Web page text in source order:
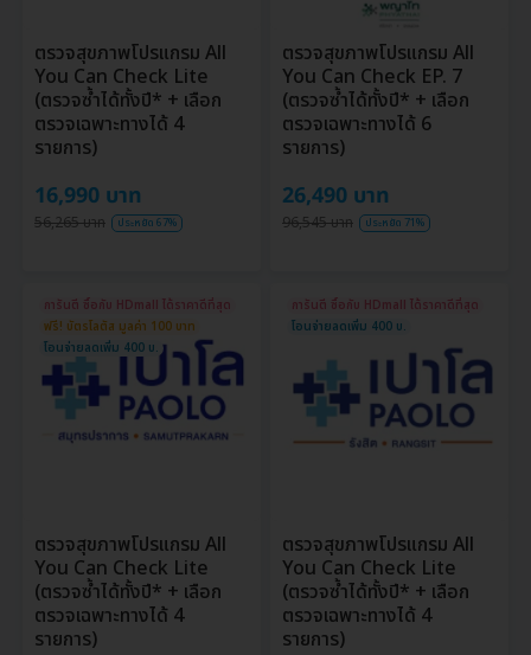
ตรวจสุขภาพโปรแกรม All
You Can Check Lite
(ตรวจซ้ำได้ทั้งปี* + เลือก
ตรวจเฉพาะทางได้ 4
รายการ)
16,990 บาท
56,265 บาท ประหยัด 67%
ตรวจสุขภาพโปรแกรม All
You Can Check EP. 7
(ตรวจซ้ำได้ทั้งปี* + เลือก
ตรวจเฉพาะทางได้ 6
รายการ)
26,490 บาท
96,545 บาท ประหยัด 71%
การันตี ซื้อกับ HDmall ได้ราคาดีที่สุด
ฟรี! บัตรโลตัส มูลค่า 100 บาท
โอนจ่ายลดเพิ่ม 400 บ.
ตรวจสุขภาพโปรแกรม All
You Can Check Lite
(ตรวจซ้ำได้ทั้งปี* + เลือก
ตรวจเฉพาะทางได้ 4
รายการ)
การันตี ซื้อกับ HDmall ได้ราคาดีที่สุด
โอนจ่ายลดเพิ่ม 400 บ.
ตรวจสุขภาพโปรแกรม All
You Can Check Lite
(ตรวจซ้ำได้ทั้งปี* + เลือก
ตรวจเฉพาะทางได้ 4
รายการ)